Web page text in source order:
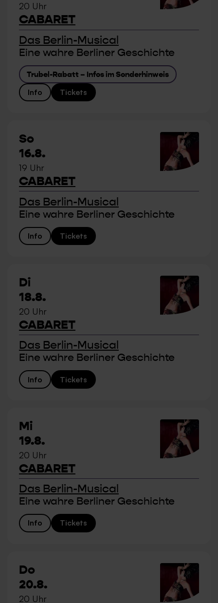
20 Uhr
CABARET
Das Berlin-Musical
Eine wahre Berliner Geschichte
Trubel-Rabatt – Infos im Sonderhinweis
Info Tickets
So
16.8.
19 Uhr
CABARET
Das Berlin-Musical
Eine wahre Berliner Geschichte
Info Tickets
Di
18.8.
20 Uhr
CABARET
Das Berlin-Musical
Eine wahre Berliner Geschichte
Info Tickets
Mi
19.8.
20 Uhr
CABARET
Das Berlin-Musical
Eine wahre Berliner Geschichte
Info Tickets
Do
20.8.
20 Uhr